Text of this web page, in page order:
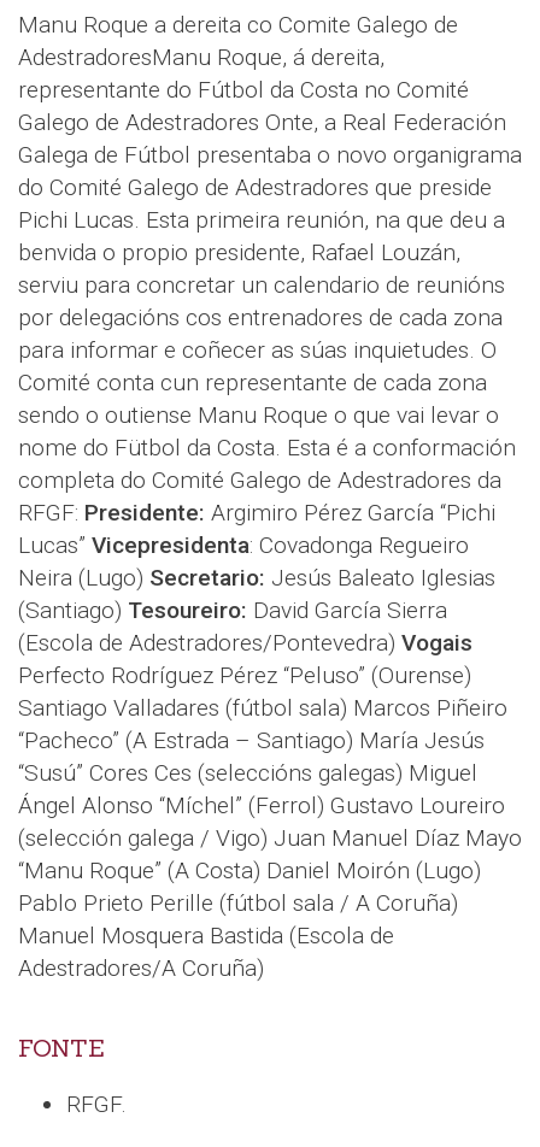
Manu Roque a dereita co Comite Galego de
AdestradoresManu Roque, á dereita,
representante do Fútbol da Costa no Comité
Galego de Adestradores Onte, a Real Federación
Galega de Fútbol presentaba o novo organigrama
do Comité Galego de Adestradores que preside
Pichi Lucas. Esta primeira reunión, na que deu a
benvida o propio presidente, Rafael Louzán,
serviu para concretar un calendario de reunións
por delegacións cos entrenadores de cada zona
para informar e coñecer as súas inquietudes. O
Comité conta cun representante de cada zona
sendo o outiense Manu Roque o que vai levar o
nome do Fütbol da Costa. Esta é a conformación
completa do Comité Galego de Adestradores da
RFGF: Presidente: Argimiro Pérez García “Pichi
Lucas” Vicepresidenta: Covadonga Regueiro
Neira (Lugo) Secretario: Jesús Baleato Iglesias
(Santiago) Tesoureiro: David García Sierra
(Escola de Adestradores/Pontevedra) Vogais
Perfecto Rodríguez Pérez “Peluso” (Ourense)
Santiago Valladares (fútbol sala) Marcos Piñeiro
“Pacheco” (A Estrada – Santiago) María Jesús
“Susú” Cores Ces (seleccións galegas) Miguel
Ángel Alonso “Míchel” (Ferrol) Gustavo Loureiro
(selección galega / Vigo) Juan Manuel Díaz Mayo
“Manu Roque” (A Costa) Daniel Moirón (Lugo)
Pablo Prieto Perille (fútbol sala / A Coruña)
Manuel Mosquera Bastida (Escola de
Adestradores/A Coruña)
FONTE
RFGF.